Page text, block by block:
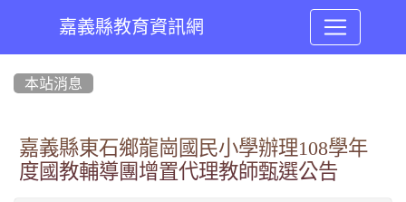
嘉義縣教育資訊網
本站消息
嘉義縣東石鄉龍崗國民小學辦理108學年
度國教輔導團增置代理教師甄選公告